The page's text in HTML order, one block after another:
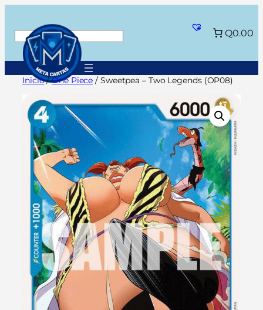
contenido
Buscar Q0.00
Inicio/One Piece / Sweetpea – Two Legends (OP08)